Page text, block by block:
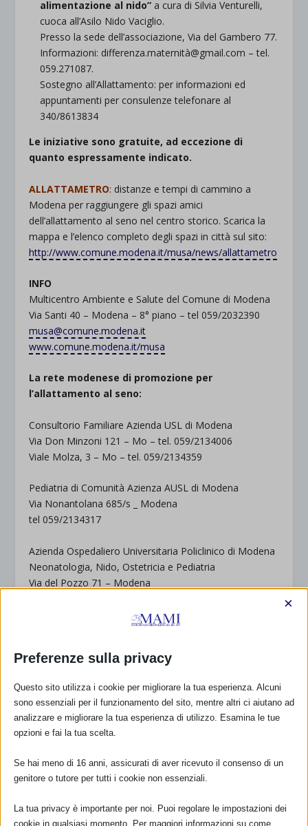
alimentazione al nido” a cura di Silvia Venturelli,
cuoca all’Asilo Nido Vaciglio.
Presso la sede dell’associazione, Via del Gambero 77.
Informazioni: differenza.maternità@gmail.com – tel.
059.271087.
Sostegno all’Allattamento: per informazioni ed
appuntamenti per consulenze telefonare al
340/8613834
Le iniziative sono gratuite, ad eccezione di
quanto espressamente indicato.
ALLATTAMETRO: distanze e tempi di cammino a
Modena per raggiungere gli spazi amici
dell’allattamento al seno nel centro storico. Scarica la
mappa e l’elenco completo degli spazi in città sul sito:
http://www.comune.modena.it/musa/news/allattametro
INFO
Multicentro Ambiente e Salute del Comune di Modena
Via Santi 40 – Modena – 8° piano – tel 059/2032390
musa@comune.modena.it
www.comune.modena.it/musa
La rete modenese di promozione per
l’allattamento al seno:
Consultorio Familiare Azienda USL di Modena
Via Don Minzoni 121 – Mo – tel. 059/2134006
Viale Molza, 3 – Mo – tel. 059/2134359
Pediatria di Comunità Azienza AUSL di Modena
Via Nonantolana 685/s _ Modena
tel 059/2134317
Azienda Ospedaliero Universitaria Policlinico di Modena
Neonatologia, Nido, Ostetricia e Pediatria
Via del Pozzo 71 – Modena
Associazione Differenza Maternità
tel 059/271087 – fax 059/374710
www.informanascita.com
Associazione MammexleMamme Onlus
c/o Azienda Policlinico di Modena Via del Pozzo 71
tel 338/8757816 (ore 17,00 – 19,00)
www.mammeperlemamme.it
mammexlemamme@gmail.com
Preferenze sulla privacy
×
Questo sito utilizza i cookie per migliorare la tua esperienza. Alcuni
sono essenziali per il funzionamento del sito, mentre altri ci aiutano ad
analizzare e migliorare la tua esperienza di utilizzo. Esamina le tue
opzioni e fai la tua scelta.
Se hai meno di 16 anni, assicurati di aver ricevuto il consenso di un
genitore o tutore per tutti i cookie non essenziali.
La tua privacy è importante per noi. Puoi regolare le impostazioni dei
cookie in qualsiasi momento. Per maggiori informazioni su come